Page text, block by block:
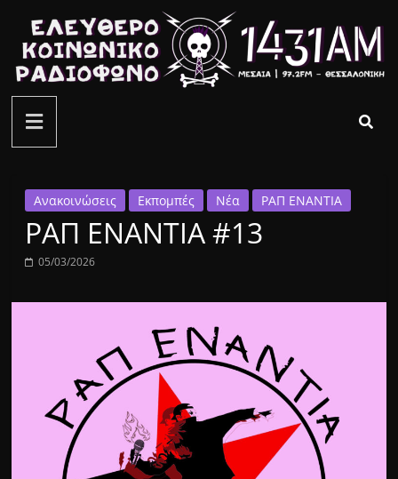
περιεχόμενο
ελεύθερο
κοινωνικό
ραδιόφωνο
1431AM
Ανακοινώσεις Εκπομπές Νέα ΡΑΠ ΕΝΑΝΤΙΑ
ΡΑΠ ΕΝΑΝΤΙΑ #13
05/03/2026